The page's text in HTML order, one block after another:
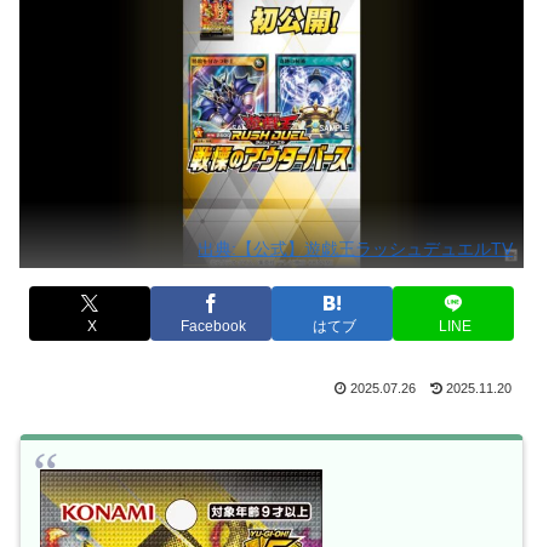
出典:【公式】遊戯王ラッシュデュエルTV
X Facebook はてブ LINE
2025.07.26 2025.11.20